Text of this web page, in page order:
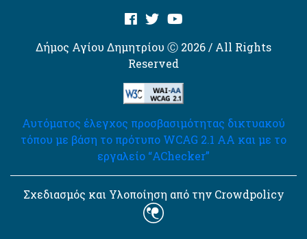
Δήμος Αγίου Δημητρίου Ⓒ 2026 / All Rights
Reserved
Αυτόματος έλεγχος προσβασιμότητας δικτυακού
τόπου με βάση το πρότυπο WCAG 2.1 AA και με το
εργαλείο “AChecker”
Σχεδιασμός και Υλοποίηση από την Crowdpolicy